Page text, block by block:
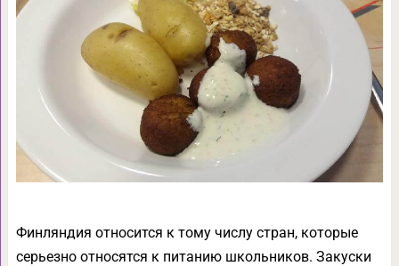
Финляндия относится к тому числу стран, которые
серьезно относятся к питанию школьников. Закуски